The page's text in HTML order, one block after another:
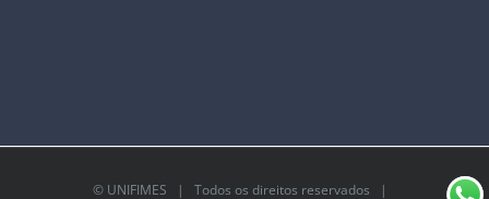
© UNIFIMES | Todos os direitos reservados |